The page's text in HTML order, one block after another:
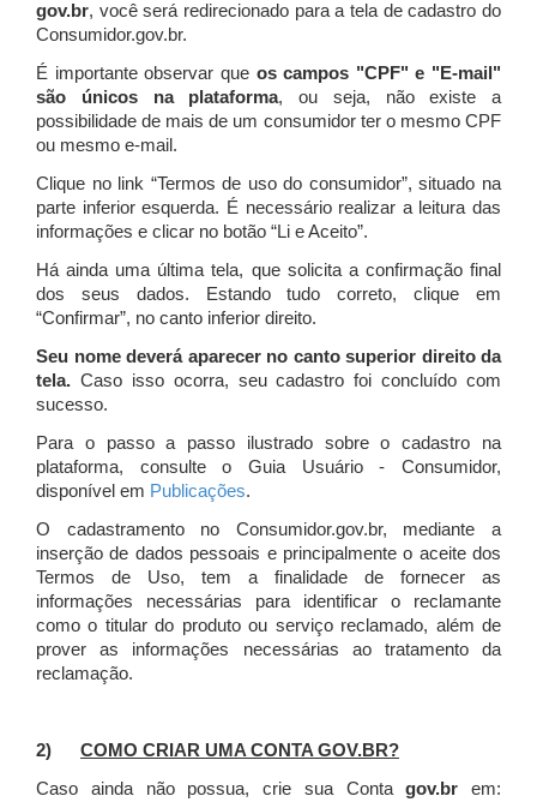
gov.br, você será redirecionado para a tela de cadastro do
Consumidor.gov.br.
É importante observar que os campos "CPF" e "E-mail"
são únicos na plataforma, ou seja, não existe a
possibilidade de mais de um consumidor ter o mesmo CPF
ou mesmo e-mail.
Clique no link “Termos de uso do consumidor”, situado na
parte inferior esquerda. É necessário realizar a leitura das
informações e clicar no botão “Li e Aceito”.
Há ainda uma última tela, que solicita a confirmação final
dos seus dados. Estando tudo correto, clique em
“Confirmar”, no canto inferior direito.
Seu nome deverá aparecer no canto superior direito da
tela. Caso isso ocorra, seu cadastro foi concluído com
sucesso.
Para o passo a passo ilustrado sobre o cadastro na
plataforma, consulte o Guia Usuário - Consumidor,
disponível em Publicações.
O cadastramento no Consumidor.gov.br, mediante a
inserção de dados pessoais e principalmente o aceite dos
Termos de Uso, tem a finalidade de fornecer as
informações necessárias para identificar o reclamante
como o titular do produto ou serviço reclamado, além de
prover as informações necessárias ao tratamento da
reclamação.
2) COMO CRIAR UMA CONTA GOV.BR?
Caso ainda não possua, crie sua Contagov.br em: